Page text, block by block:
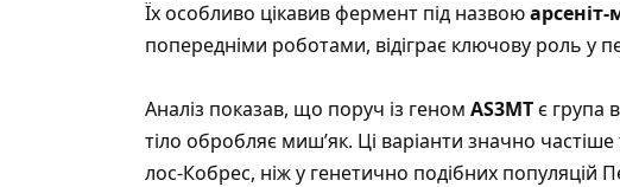
Їх особливо цікавив фермент під назвою
попередніми роботами, відіграє ключову роль у
Аналіз показав, що поруч із геном AS3MTє група
тіло обробляє миш’як. Ці варіанти значно
лос-Кобрес, ніж у генетично подібних популяцій